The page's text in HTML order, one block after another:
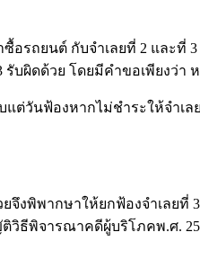
ซื้อรถยนต์ กับจำเลยที่ 2 แล
ผิดด้วย โดยมีคำขอเพียงว่า
ต่วันฟ้องหากไม่ชำระให้จำ
งพิพากษาให้ยกฟ้องจำเลยที่
พิจารณาคดีผู้บริโภคพ.ศ.